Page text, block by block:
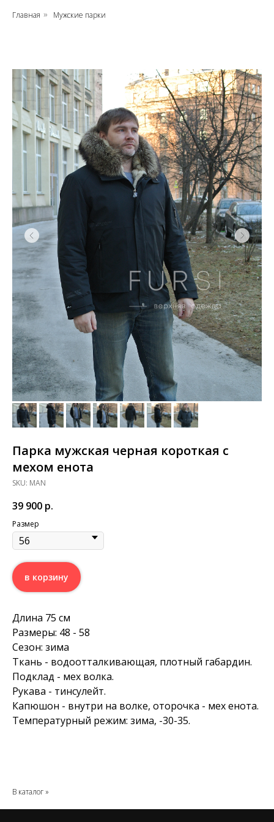
Главная » Мужские парки
Парка мужская черная короткая с
мехом енота
SKU: MAN
39 900 р.
Размер
в корзину
Длина 75 см
Размеры: 48 - 58
Сезон: зима
Ткань - водоотталкивающая, плотный габардин.
Подклад - мех волка.
Рукава - тинсулейт.
Капюшон - внутри на волке, оторочка - мех енота.
Температурный режим: зима, -30-35.
В каталог »